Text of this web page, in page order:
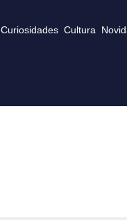
Curiosidades Cultura